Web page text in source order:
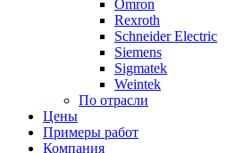
Omron
Rexroth
Schneider Electric
Siemens
Sigmatek
Weintek
По отрасли
Цены
Примеры работ
Компания